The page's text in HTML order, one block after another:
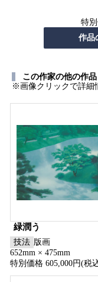
特
この作家の他の作品
※画像クリックで詳細
緑潤う
技法 版画
652mm × 475mm
特別価格 605,000円(税